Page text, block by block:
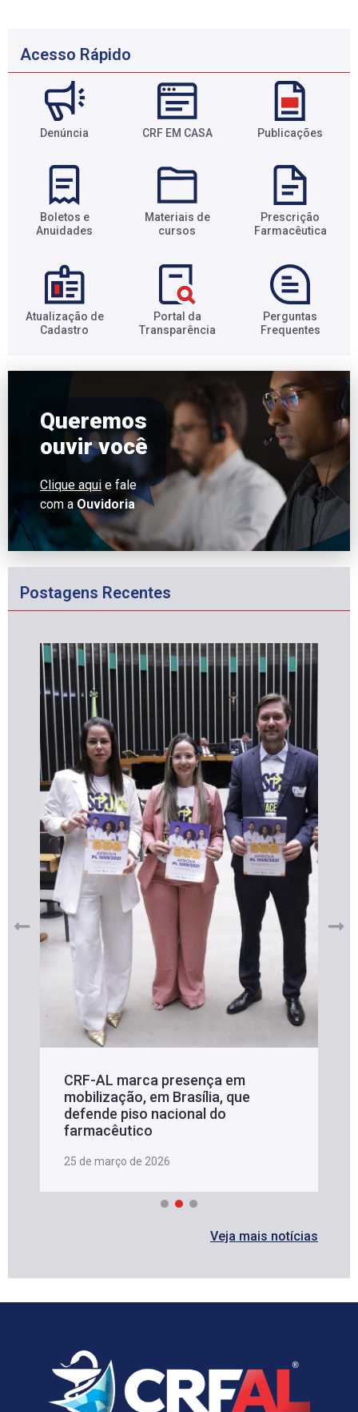
Acesso Rápido
Denúncia CRF EM CASA Publicações
Boletos e
Anuidades​
Materiais de
cursos​
Prescrição
Farmacêutica​
Atualização de
Cadastro​
Portal da
Transparência​
Perguntas
Frequentes​
Queremos
ouvir você
Clique aqui e fale
com aOuvidoria
Postagens Recentes
CRF-AL marca presença em
mobilização, em Brasília, que
defende piso nacional do
farmacêutico
25 de março de 2026
Veja mais notícias